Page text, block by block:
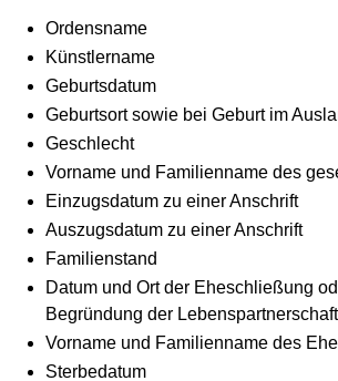
Ordensname
Künstlername
Geburtsdatum
Geburtsort sowie bei Geburt im
Geschlecht
Vorname und Familienname des
Einzugsdatum zu einer Anschrift
Auszugsdatum zu einer Anschrift
Familienstand
Datum und Ort der Eheschließung
Begründung der
Vorname und Familienname des
Sterbedatum